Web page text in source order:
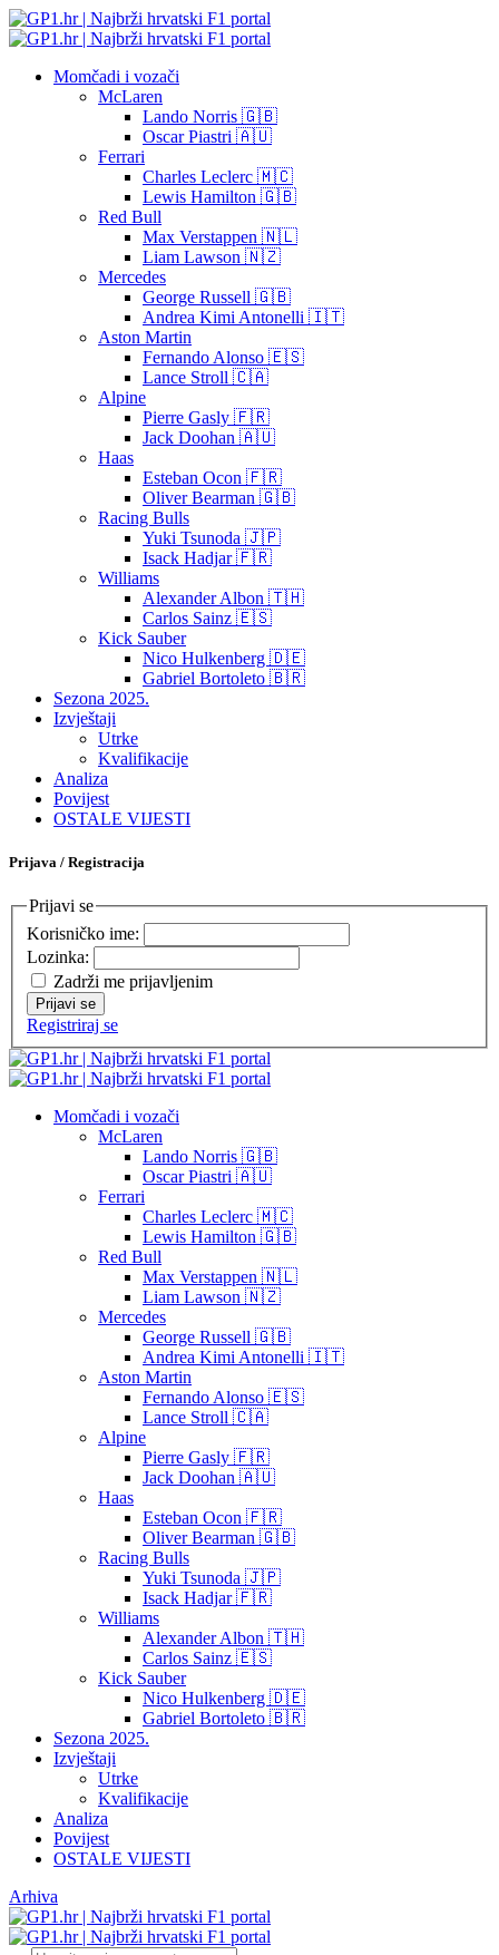
Momčadi i vozači
McLaren
Lando Norris 🇬🇧
Oscar Piastri 🇦🇺
Ferrari
Charles Leclerc 🇲🇨
Lewis Hamilton 🇬🇧
Red Bull
Max Verstappen 🇳🇱
Liam Lawson 🇳🇿
Mercedes
George Russell 🇬🇧
Andrea Kimi Antonelli 🇮🇹
Aston Martin
Fernando Alonso 🇪🇸
Lance Stroll 🇨🇦
Alpine
Pierre Gasly 🇫🇷
Jack Doohan 🇦🇺
Haas
Esteban Ocon 🇫🇷
Oliver Bearman 🇬🇧
Racing Bulls
Yuki Tsunoda 🇯🇵
Isack Hadjar 🇫🇷
Williams
Alexander Albon 🇹🇭
Carlos Sainz 🇪🇸
Kick Sauber
Nico Hulkenberg 🇩🇪
Gabriel Bortoleto 🇧🇷
Sezona 2025.
Izvještaji
Utrke
Kvalifikacije
Analiza
Povijest
OSTALE VIJESTI
Prijava / Registracija
Prijavi se
Korisničko ime:
Lozinka:
Zadrži me prijavljenim
Prijavi se
Registriraj se
Momčadi i vozači
McLaren
Lando Norris 🇬🇧
Oscar Piastri 🇦🇺
Ferrari
Charles Leclerc 🇲🇨
Lewis Hamilton 🇬🇧
Red Bull
Max Verstappen 🇳🇱
Liam Lawson 🇳🇿
Mercedes
George Russell 🇬🇧
Andrea Kimi Antonelli 🇮🇹
Aston Martin
Fernando Alonso 🇪🇸
Lance Stroll 🇨🇦
Alpine
Pierre Gasly 🇫🇷
Jack Doohan 🇦🇺
Haas
Esteban Ocon 🇫🇷
Oliver Bearman 🇬🇧
Racing Bulls
Yuki Tsunoda 🇯🇵
Isack Hadjar 🇫🇷
Williams
Alexander Albon 🇹🇭
Carlos Sainz 🇪🇸
Kick Sauber
Nico Hulkenberg 🇩🇪
Gabriel Bortoleto 🇧🇷
Sezona 2025.
Izvještaji
Utrke
Kvalifikacije
Analiza
Povijest
OSTALE VIJESTI
Arhiva